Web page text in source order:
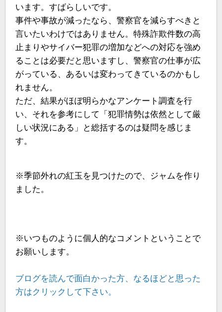
います。すばらしいです。
事件や事故が減ったなら、警察官を減らすべきと
言いたいわけではありません。特殊詐欺件数の高
止まりやサイバー犯罪の増加などへの対応を強め
ることは必要だと思いますし、警察官の仕事が広
がっている、あるいは変わってきているのかもし
れません。
ただ、結果がほぼ明らかなアンケート調査を行
い、それを参考にして「犯罪情勢は依然として厳
しい状況にある」と総括するのは疑問を感じま
す。
※季節外れの紅玉を見つけたので、ジャムを作り
ました。
※いつものように個人的なコメントということで
お願いします。
ブログを読んで面白かった方、なるほどと思った
方はクリックして下さい。